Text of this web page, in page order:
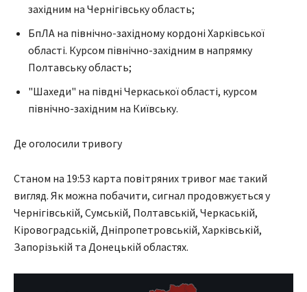
західним на Чернігівську область;
БпЛА на північно-західному кордоні Харківської
області. Курсом північно-західним в напрямку
Полтавську область;
"Шахеди" на півдні Черкаської області, курсом
північно-західним на Київську.
Де оголосили тривогу
Станом на 19:53 карта повітряних тривог має такий
вигляд. Як можна побачити, сигнал продовжується у
Чернігівській, Сумській, Полтавській, Черкаській,
Кіровоградській, Дніпропетровській, Харківській,
Запорізькій та Донецькій областях.